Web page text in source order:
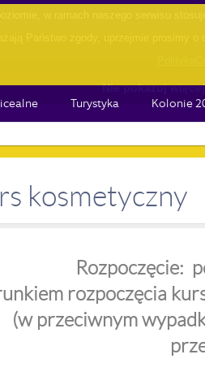
Turystyka Kolonie
kosmetyczny
Rozpoczęcie:
rozpoczęcia
(w przeciwnym
w ramach naszego serwisu
Państwo zgody, uprzejmie prosimy
Nie pokazuj